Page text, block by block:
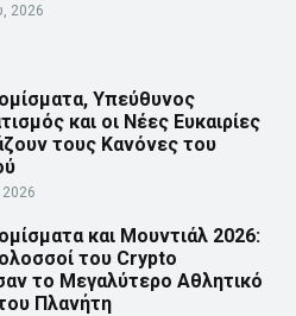
2026
Υπεύθυνος
και οι Νέες Ευκαιρίες
τους Κανόνες του
και Μουντιάλ 2026:
του Crypto
το Μεγαλύτερο Αθλητικό
Πλανήτη